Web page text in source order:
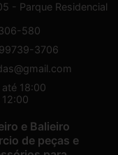
- Parque Residencial
580
3706
18:00
e Balieiro
de peças e